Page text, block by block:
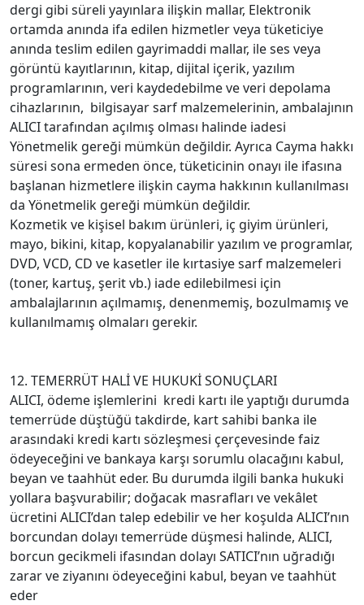
dergi gibi süreli yayınlara ilişkin mallar, Elektronik
ortamda anında ifa edilen hizmetler veya tüketiciye
anında teslim edilen gayrimaddi mallar, ile ses veya
görüntü kayıtlarının, kitap, dijital içerik, yazılım
programlarının, veri kaydedebilme ve veri depolama
cihazlarının, bilgisayar sarf malzemelerinin, ambalajının
ALICI tarafından açılmış olması halinde iadesi
Yönetmelik gereği mümkün değildir. Ayrıca Cayma hakkı
süresi sona ermeden önce, tüketicinin onayı ile ifasına
başlanan hizmetlere ilişkin cayma hakkının kullanılması
da Yönetmelik gereği mümkün değildir.
Kozmetik ve kişisel bakım ürünleri, iç giyim ürünleri,
mayo, bikini, kitap, kopyalanabilir yazılım ve programlar,
DVD, VCD, CD ve kasetler ile kırtasiye sarf malzemeleri
(toner, kartuş, şerit vb.) iade edilebilmesi için
ambalajlarının açılmamış, denenmemiş, bozulmamış ve
kullanılmamış olmaları gerekir.
12. TEMERRÜT HALİ VE HUKUKİ SONUÇLARI
ALICI, ödeme işlemlerini kredi kartı ile yaptığı durumda
temerrüde düştüğü takdirde, kart sahibi banka ile
arasındaki kredi kartı sözleşmesi çerçevesinde faiz
ödeyeceğini ve bankaya karşı sorumlu olacağını kabul,
beyan ve taahhüt eder. Bu durumda ilgili banka hukuki
yollara başvurabilir; doğacak masrafları ve vekâlet
ücretini ALICI’dan talep edebilir ve her koşulda ALICI’nın
borcundan dolayı temerrüde düşmesi halinde, ALICI,
borcun gecikmeli ifasından dolayı SATICI’nın uğradığı
zarar ve ziyanını ödeyeceğini kabul, beyan ve taahhüt
eder